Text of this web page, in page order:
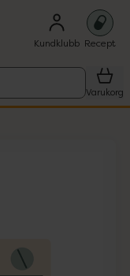
Kundklubb Recept
Varukorg